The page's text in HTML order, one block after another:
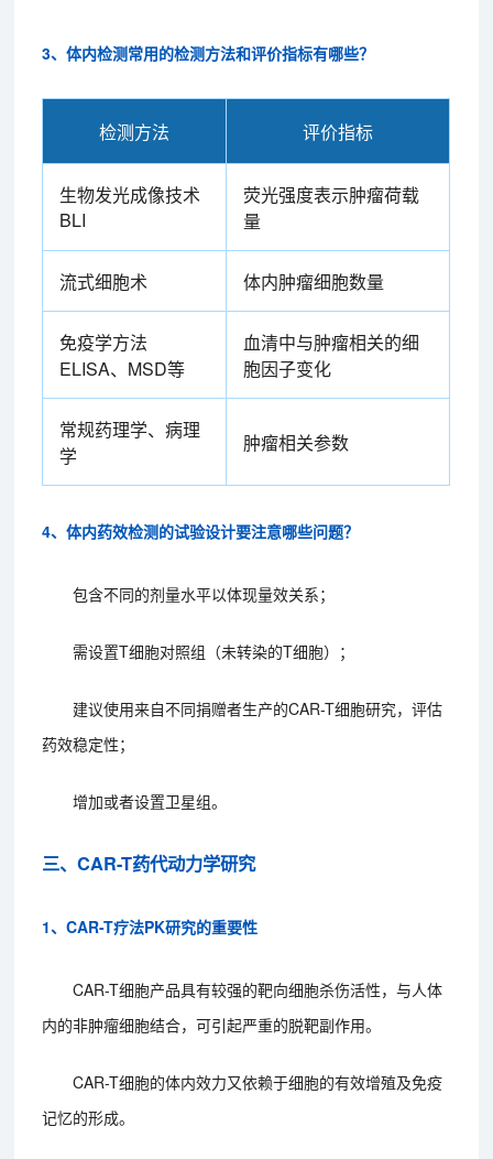
3、体内检测常用的检测方法和评价指标有哪些？
检测方法 评价指标
生物发光成像技术
BLI
荧光强度表示肿瘤荷载
量
流式细胞术 体内肿瘤细胞数量
免疫学方法
ELISA、MSD等
血清中与肿瘤相关的细
胞因子变化
常规药理学、病理
学
肿瘤相关参数
4、体内药效检测的试验设计要注意哪些问题？
包含不同的剂量水平以体现量效关系；
需设置T细胞对照组（未转染的T细胞）；
建议使用来自不同捐赠者生产的CAR-T细胞研究，评估
药效稳定性；
增加或者设置卫星组。
三、CAR-T药代动力学研究
1、CAR-T疗法PK研究的重要性
CAR-T细胞产品具有较强的靶向细胞杀伤活性，与人体
内的非肿瘤细胞结合，可引起严重的脱靶副作用。
CAR-T细胞的体内效力又依赖于细胞的有效增殖及免疫
记忆的形成。